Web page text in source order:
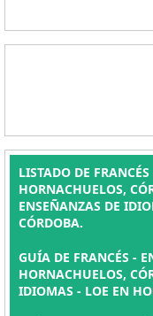
LISTADO DE
HORNACHUELOS,
ENSEÑANZAS DE
CÓRDOBA.
GUÍA DE FRANCÉS -
HORNACHUELOS,
IDIOMAS - LOE EN